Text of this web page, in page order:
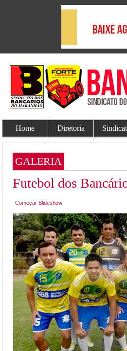
Home Diretoria
GALERIA
Futebol dos
Começar Slideshow